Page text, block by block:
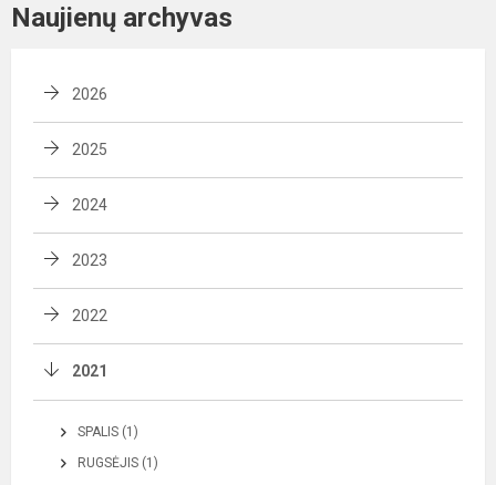
Naujienų archyvas
2026
2025
2024
2023
2022
2021
SPALIS (1)
RUGSĖJIS (1)